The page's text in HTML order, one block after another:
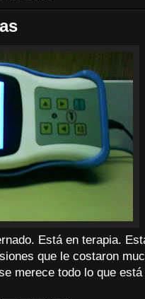
Está en terapia.
que le costaron
merece todo lo que